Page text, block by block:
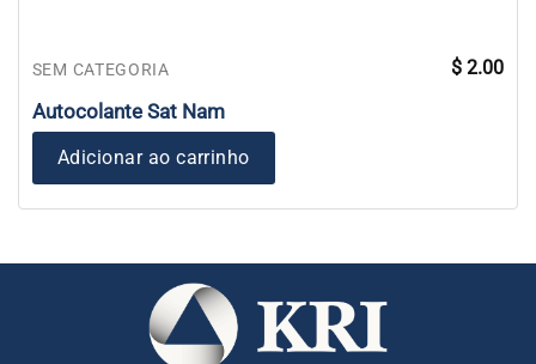
SEM CATEGORIA
Autocolante Sat Nam
$ 2.00
Adicionar ao carrinho